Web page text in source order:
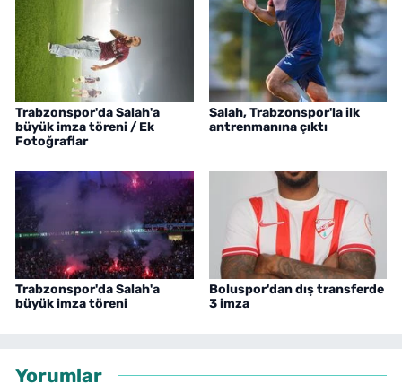
Trabzonspor'da Salah'a
büyük imza töreni / Ek
Fotoğraflar
Salah, Trabzonspor'la ilk
antrenmanına çıktı
Trabzonspor'da Salah'a
büyük imza töreni
Boluspor'dan dış transferde
3 imza
Yorumlar